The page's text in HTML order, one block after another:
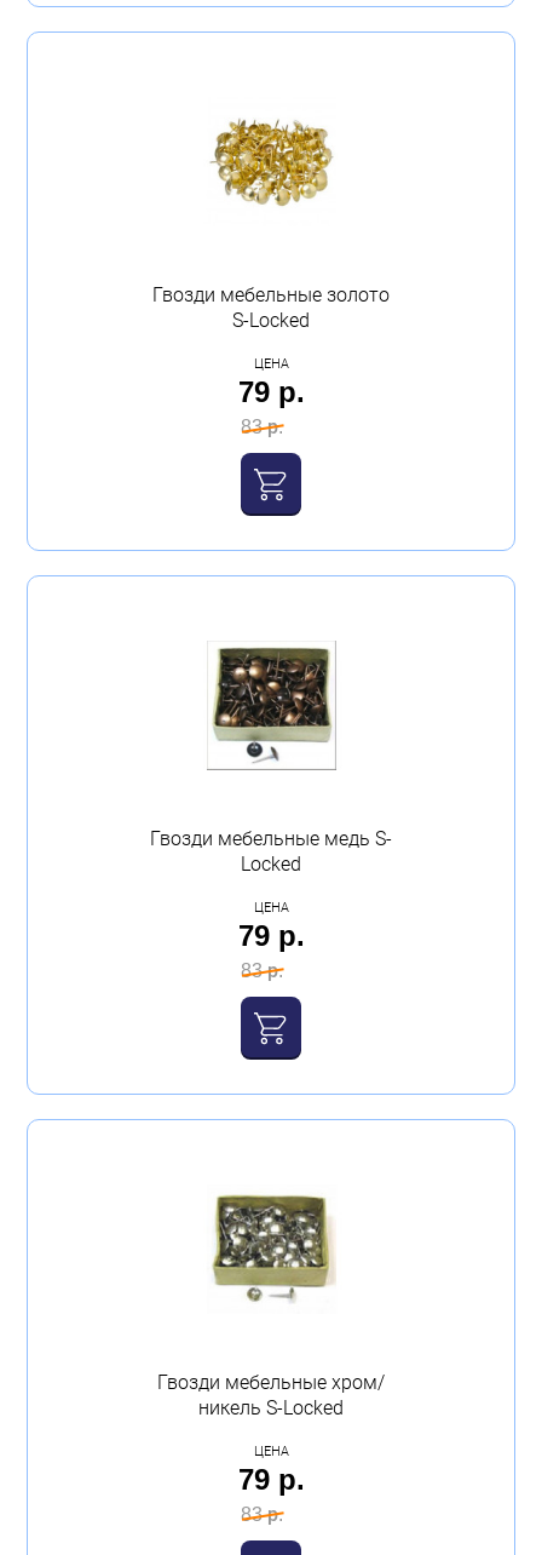
Гвозди мебельные золото
S-Locked
ЦЕНА
79 р.
83 р.
Гвозди мебельные медь S-
Locked
ЦЕНА
79 р.
83 р.
Гвозди мебельные хром/
никель S-Locked
ЦЕНА
79 р.
83 р.